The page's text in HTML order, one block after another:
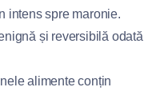
intens spre maronie.
și reversibilă odată
alimente conțin